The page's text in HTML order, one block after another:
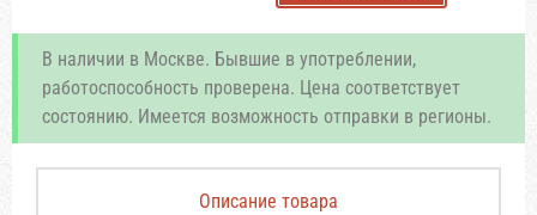
В наличии в Москве. Бывшие в употреблении,
работоспособность проверена. Цена соответствует
состоянию. Имеется возможность отправки в регионы.
Описание товара